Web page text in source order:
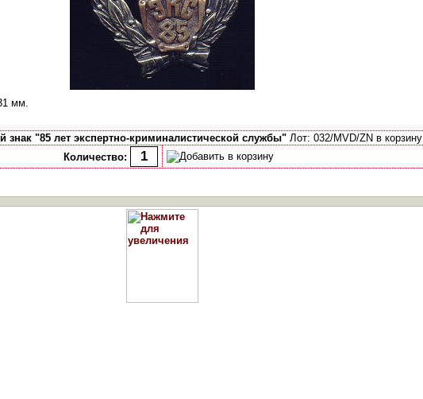
мм.
знак "85 лет экспертно-криминалистической службы" Лот: 032/MVD/ZN в корзину
Количество: